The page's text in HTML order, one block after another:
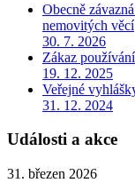
Obecně
nemovitých věcí
30. 7. 2026
Zákaz
19. 12. 2025
Veřejné
31. 12. 2024
Události a akce
31. březen 2026